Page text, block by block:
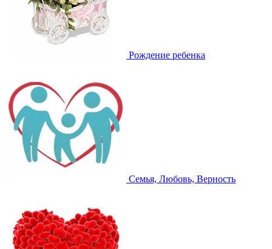
Рождение ребенка
Семья, Любовь, Верность